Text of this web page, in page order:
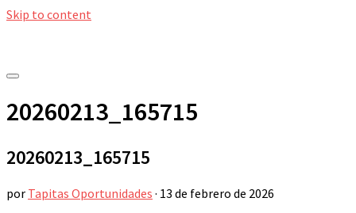
Skip to content
20260213_165715
20260213_165715
por Tapitas Oportunidades · 13 de febrero de 2026